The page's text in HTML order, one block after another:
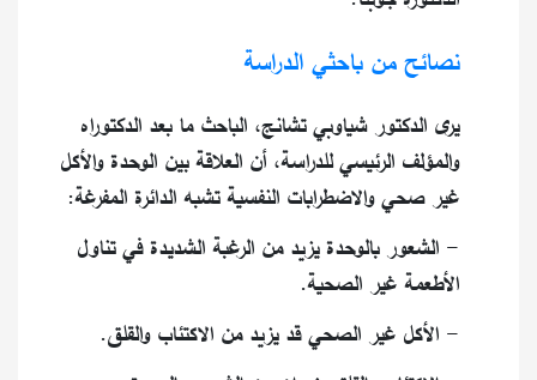
نصائح من باحثي الدراسة
يرى الدكتور شياوبي تشانج، الباحث ما بعد الدكتوراه
والمؤلف الرئيسي للدراسة، أن العلاقة بين الوحدة والأكل
غير صحي والاضطرابات النفسية تشبه الدائرة المفرغة:
- الشعور بالوحدة يزيد من الرغبة الشديدة في تناول
الأطعمة غير الصحية.
- الأكل غير الصحي قد يزيد من الاكتئاب والقلق.